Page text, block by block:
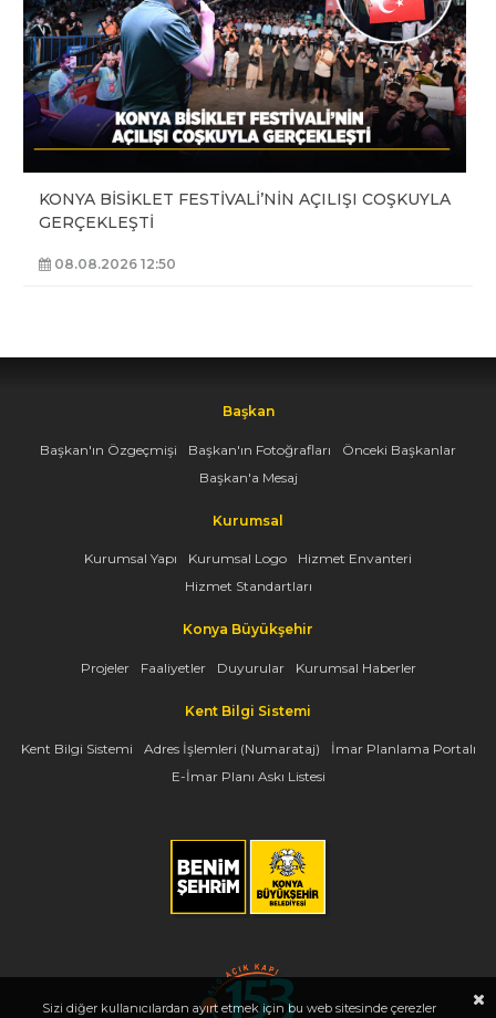
KONYA BİSİKLET FESTİVALİ’NİN AÇILIŞI COŞKUYLA
GERÇEKLEŞTİ
08.08.2026 12:50
Başkan
Başkan'ın Özgeçmişi Başkan'ın Fotoğrafları
Önceki Başkanlar
Başkan'a Mesaj
Kurumsal
Kurumsal Yapı Kurumsal Logo
Hizmet Envanteri
Hizmet Standartları
Konya Büyükşehir
Projeler Faaliyetler Duyurular Kurumsal Haberler
Kent Bilgi Sistemi
Kent Bilgi Sistemi Adres İşlemleri (Numarataj)
İmar Planlama Portalı
E-İmar Planı Askı Listesi
Sizi diğer kullanıcılardan ayırt etmek için bu web sitesinde çerezler